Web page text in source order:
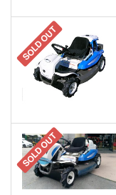
SOLD OUT
SOLD OUT